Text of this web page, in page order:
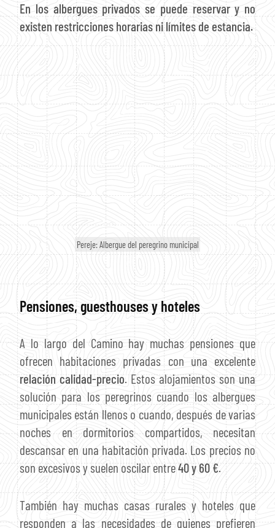
En los albergues privados se puede reservar y no
existen restricciones horarias ni límites de estancia.
Pereje: Albergue del peregrino municipal
Pensiones, guesthouses y hoteles
A lo largo del Camino hay muchas pensiones que
ofrecen habitaciones privadas con una excelente
relación calidad-precio. Estos alojamientos son una
solución para los peregrinos cuando los albergues
municipales están llenos o cuando, después de varias
noches en dormitorios compartidos, necesitan
descansar en una habitación privada. Los precios no
son excesivos y suelen oscilar entre40 y 60 €.
También hay muchas casas rurales y hoteles que
responden a las necesidades de quienes prefieren